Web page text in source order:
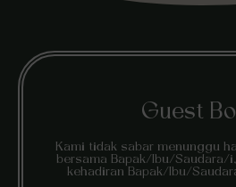
Guest
Kami tidak sabar menunggu
bersama Bapak/Ibu/Saudara/
kehadiran Bapak/Ibu/